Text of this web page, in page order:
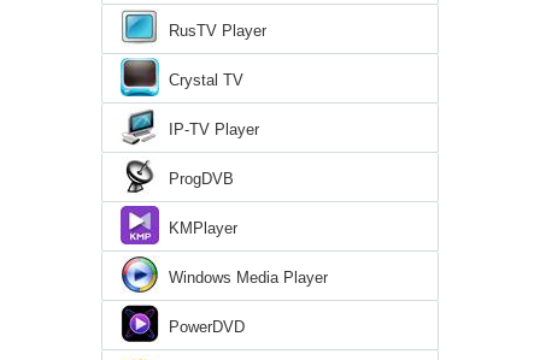
RusTV Player
Crystal TV
IP-TV Player
ProgDVB
KMPlayer
Windows Media Player
PowerDVD